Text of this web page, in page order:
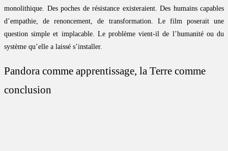
monolithique. Des poches de résistance existeraient. Des humains capables
d’empathie, de renoncement, de transformation. Le film poserait une
question simple et implacable. Le problème vient-il de l’humanité ou du
système qu’elle a laissé s’installer.
Pandora comme apprentissage, la Terre comme
conclusion